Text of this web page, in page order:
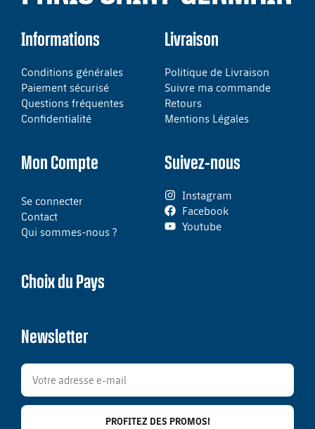
Informations
Conditions générales
Paiement sécurisé
Questions fréquentes
Confidentialité
Livraison
Politique de Livraison
Suivre ma commande
Retours
Mentions Légales
Mon Compte
Se connecter
Contact
Qui sommes-nous ?
Suivez-nous
Instagram
Facebook
Youtube
Choix du Pays
Newsletter
PROFITEZ DES PROMOS!